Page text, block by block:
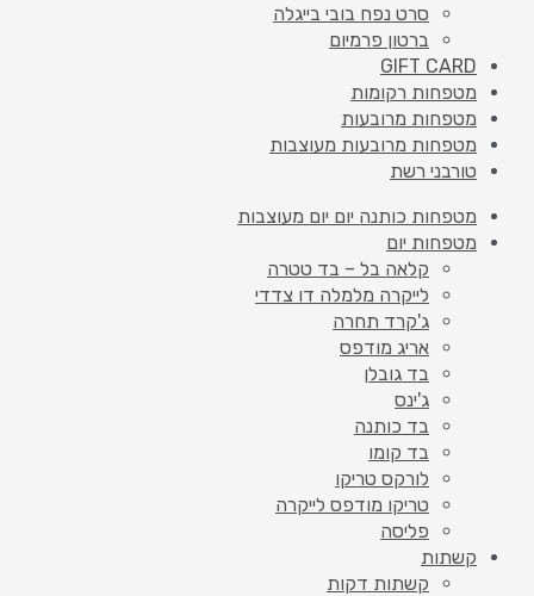
סרט נפח בובי בייגלה
ברטון פרמיום
GIFT CARD
מטפחות רקומות
מטפחות מרובעות
מטפחות מרובעות מעוצבות
טורבני רשת
מטפחות כותנה יום יום מעוצבות
מטפחות יום
קלאה בל – בד טטרה
לייקרה מלמלה דו צדדי
ג'קרד תחרה
אריג מודפס
בד גובלן
ג'ינס
בד כותנה
בד קומו
לורקס טריקו
טריקו מודפס לייקרה
פליסה
קשתות
קשתות דקות